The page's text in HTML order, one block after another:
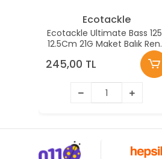
Ecotackle
Ecotackle Ultimate Bass
12.5Cm 21G Maket Balık
245,00 TL